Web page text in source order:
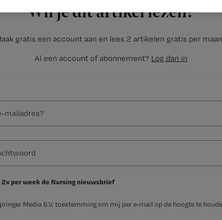
Wil je dit artikel lezen?
gratis een account aan en lees 2 artikelen gratis per
Al een account of abonnement? Log dan in
2x per week de Nursing nieuwsbrief
Media B.V. toestemming om mij per e-mail op de hoogte te